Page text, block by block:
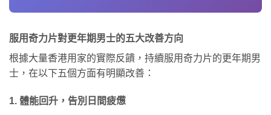
服用奇力片對更年期男士的五大改善方向
根據大量香港用家的實際反饋，持續服用奇力片的更年期男
士，在以下五個方面有明顯改善：
1. 體能回升，告別日間疲憊